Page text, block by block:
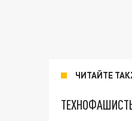
ЧИТАЙТЕ